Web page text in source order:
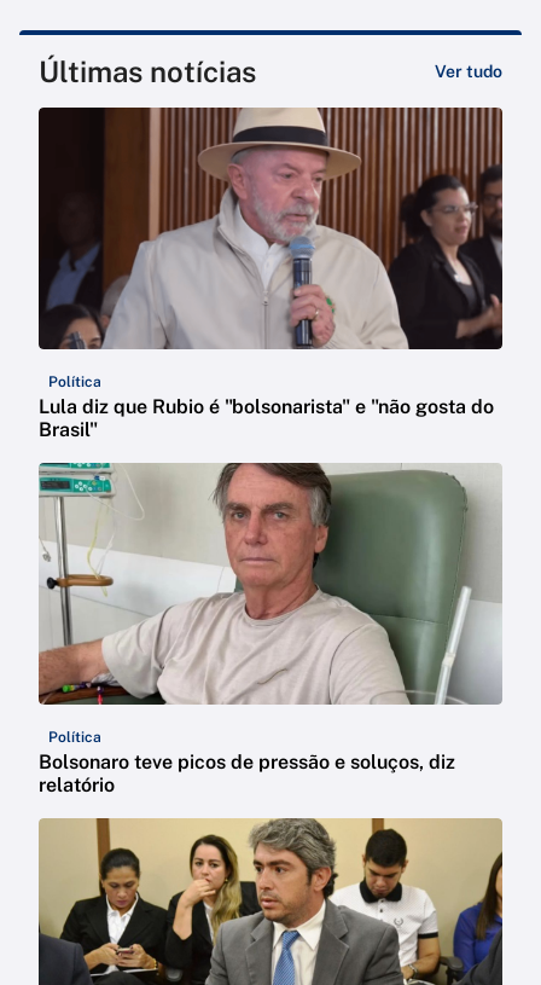
Últimas notícias Ver tudo
Política
Lula diz que Rubio é "bolsonarista" e "não gosta do
Brasil"
Política
Bolsonaro teve picos de pressão e soluços, diz
relatório